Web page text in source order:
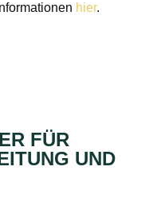
hier.
FÜR
UND